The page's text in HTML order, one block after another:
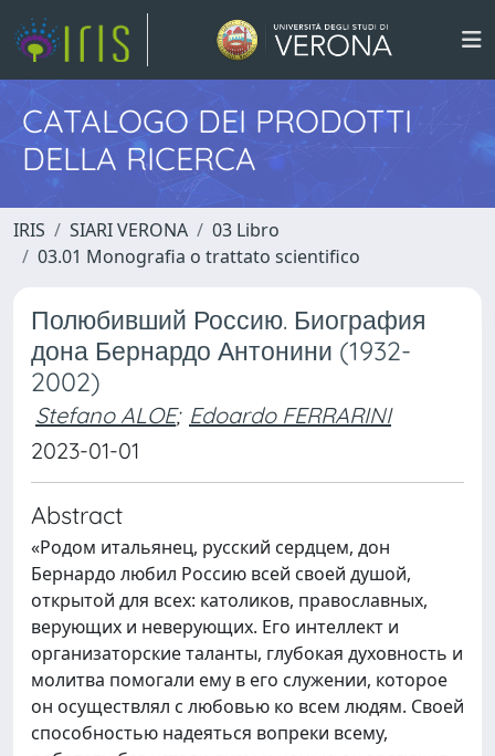
CATALOGO DEI PRODOTTI
DELLA RICERCA
IRIS SIARI VERONA
03 Libro
03.01 Monografia o trattato scientifico
Полюбивший Россию. Биография
дона Бернардо Антонини (1932-
2002)
Stefano ALOE; Edoardo FERRARINI
2023-01-01
Abstract
«Родом итальянец, русский сердцем, дон
Бернардо любил Россию всей своей душой,
открытой для всех: католиков, православных,
верующих и неверующих. Его интеллект и
организаторские таланты, глубокая духовность и
молитва помогали ему в его служении, которое
он осуществлял с любовью ко всем людям. Своей
способностью надеяться вопреки всему,